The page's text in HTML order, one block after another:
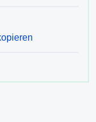
der einzelnen
und wie
HQ300-Gebietes
„Alte Au“